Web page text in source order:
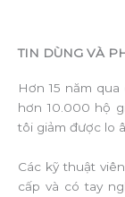
TIN DÙNG VÀ
Hơn 15 năm
hơn 10.000 hộ
tôi giảm được lo
Các kỹ thuật
cấp và có tay